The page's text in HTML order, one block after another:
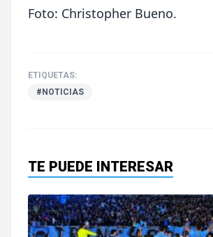
Foto: Christopher Bueno.
ETIQUETAS:
#NOTICIAS
TE PUEDE INTERESAR